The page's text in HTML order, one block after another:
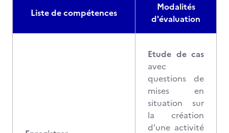
Liste de compétences
Modalités
d'évaluation
Etude de cas
avec
questions de
mises en
situation sur
la création
d’une activité